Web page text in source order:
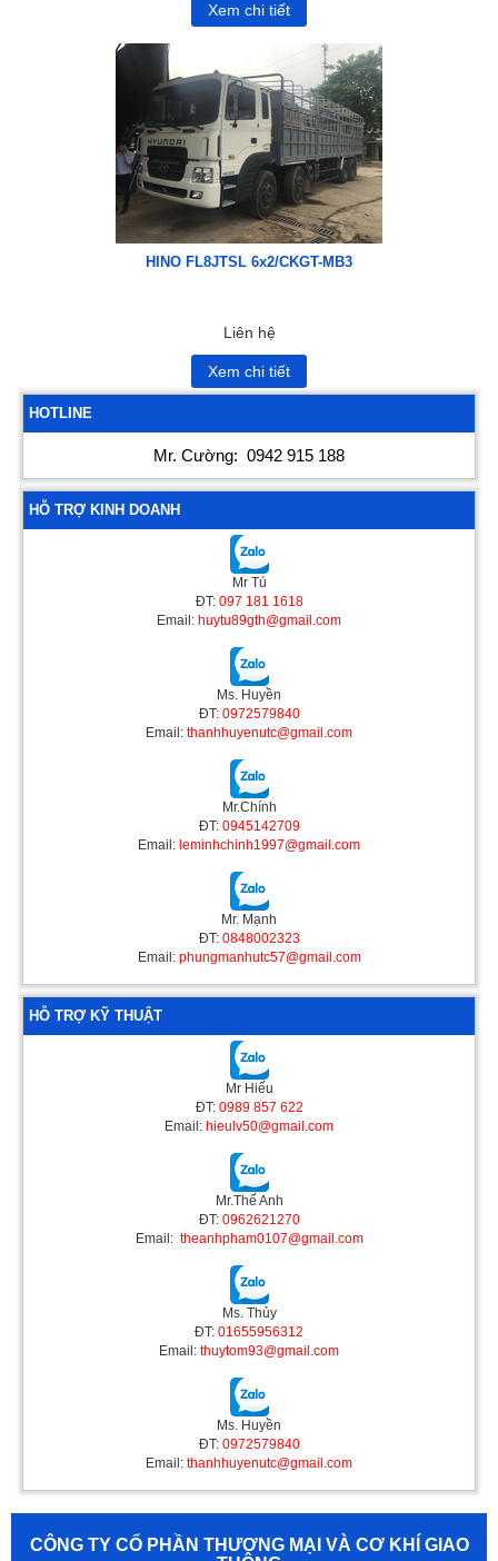
Xem chi tiết
HINO FL8JTSL 6x2/CKGT-MB3
Liên hệ
Xem chi tiết
HOTLINE
Mr. Cường: 0942 915 188
HỖ TRỢ KINH DOANH
Mr Tú
ĐT: 097 181 1618
Email: huytu89gth@gmail.com
Ms. Huyền
ĐT: 0972579840
Email: thanhhuyenutc@gmail.com
Mr.Chính
ĐT: 0945142709
Email: leminhchinh1997@gmail.com
Mr. Mạnh
ĐT: 0848002323
Email: phungmanhutc57@gmail.com
HỖ TRỢ KỸ THUẬT
Mr Hiếu
ĐT: 0989 857 622
Email: hieulv50@gmail.com
Mr.Thế Anh
ĐT: 0962621270
Email: theanhpham0107@gmail.com
Ms. Thủy
ĐT: 01655956312
Email: thuytom93@gmail.com
Ms. Huyền
ĐT: 0972579840
Email: thanhhuyenutc@gmail.com
CÔNG TY CỔ PHẦN THƯƠNG MẠI VÀ CƠ KHÍ GIAO